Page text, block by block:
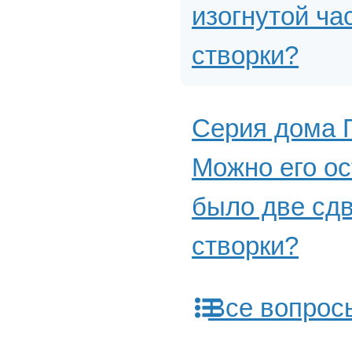
изогнутой
створки?
Серия дома
Можно его
было две
створки?
Все